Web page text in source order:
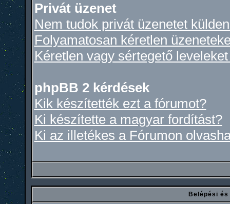
Privát üzenet
Nem tudok privát üzenetet
Folyamatosan kéretlen
Kéretlen vagy sértegető
phpBB 2 kérdések
Kik készítették ezt a fórumot?
Ki készítette a magyar fordítást?
Ki az illetékes a Fórumon
Belépési